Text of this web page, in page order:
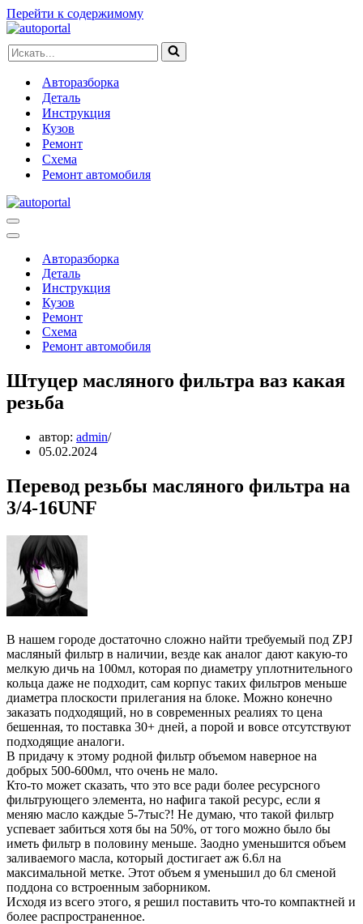
Перейти к содержимому
Искать...
Авторазборка
Деталь
Инструкция
Кузов
Ремонт
Схема
Ремонт автомобиля
Меню
навигации
Меню
навигацииАвторазборка
Деталь
Инструкция
Кузов
Ремонт
Схема
Ремонт автомобиля
Штуцер масляного фильтра ваз какая
резьба
автор: admin
05.02.2024
Перевод резьбы масляного фильтра на
3/4-16UNF
В нашем городе достаточно сложно найти требуемый под ZPJ
масляный фильтр в наличии, везде как аналог дают какую-то
мелкую дичь на 100мл, которая по диаметру уплотнительного
кольца даже не подходит, сам корпус таких фильтров меньше
диаметра плоскости прилегания на блоке. Можно конечно
заказать подходящий, но в современных реалиях то цена
бешенная, то поставка 30+ дней, а порой и вовсе отсутствуют
подходящие аналоги.
В придачу к этому родной фильтр объемом наверное на
добрых 500-600мл, что очень не мало.
Кто-то может сказать, что это все ради более ресурсного
фильтрующего элемента, но нафига такой ресурс, если я
меняю масло каждые 5-7тыс?! Не думаю, что такой фильтр
успевает забиться хотя бы на 50%, от того можно было бы
иметь фильтр в половину меньше. Заодно уменьшится объем
заливаемого масла, который достигает аж 6.6л на
максимальной метке. Этот объем я уменьшил до 6л сменой
поддона со встроенным заборником.
Исходя из всего этого, я решил поставить что-то компактней и
более распространенное.